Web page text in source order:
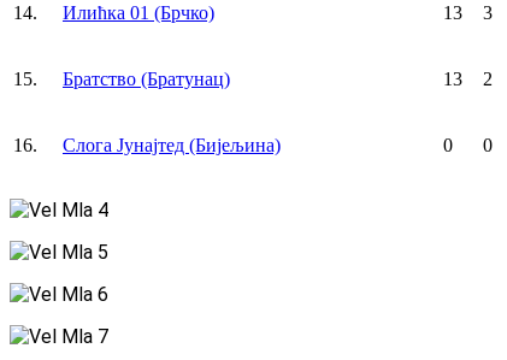
14. Илићка 01 (Брчко) 13 3
15. Братство (Братунац) 13 2
16. Слога Jунајтед (Бијељина) 0 0